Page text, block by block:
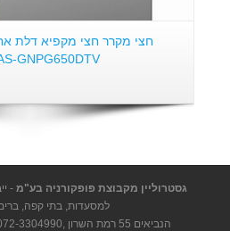
GNPG650DTV
גסטרוליין מקבוצת פופקורניה בע"מ -
למסעדות, בתי קפה, ברים
הנביאים 55 רמת השרון ,
3304990